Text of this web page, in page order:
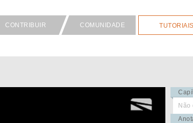
CONTRIBUIR COMUNIDADE TUTORIAIS
Não